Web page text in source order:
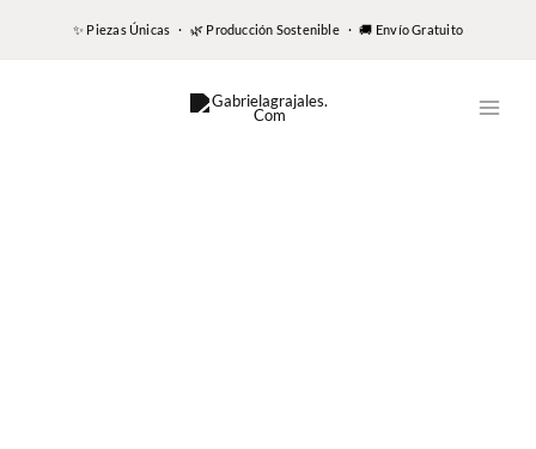
✨ Piezas Únicas · 🌿 Producción Sostenible · 🚚 Envío Gratuito